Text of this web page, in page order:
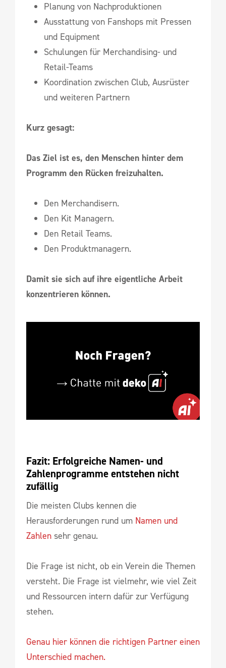
Planung von Nachproduktionen
Ausstattung von Fanshops mit Pressen
und Equipment
Schulungen für Merchandising- und
Retail-Teams
Koordination zwischen Club, Ausrüster
und weiteren Partnern
Kurz gesagt:
Das Ziel ist es, den Menschen hinter dem
Programm den Rücken freizuhalten.
Den Merchandisern.
Den Kit Managern.
Den Retail Teams.
Den Produktmanagern.
Damit sie sich auf ihre eigentliche Arbeit
konzentrieren können.
Fazit: Erfolgreiche Namen- und
Zahlenprogramme entstehen nicht
zufällig
Die meisten Clubs kennen die
Herausforderungen rund um Namen und
Zahlen sehr genau.
Die Frage ist nicht, ob ein Verein die Themen
versteht. Die Frage ist vielmehr, wie viel Zeit
und Ressourcen intern dafür zur Verfügung
stehen.
Genau hier können die richtigen Partner einen
Unterschied machen.